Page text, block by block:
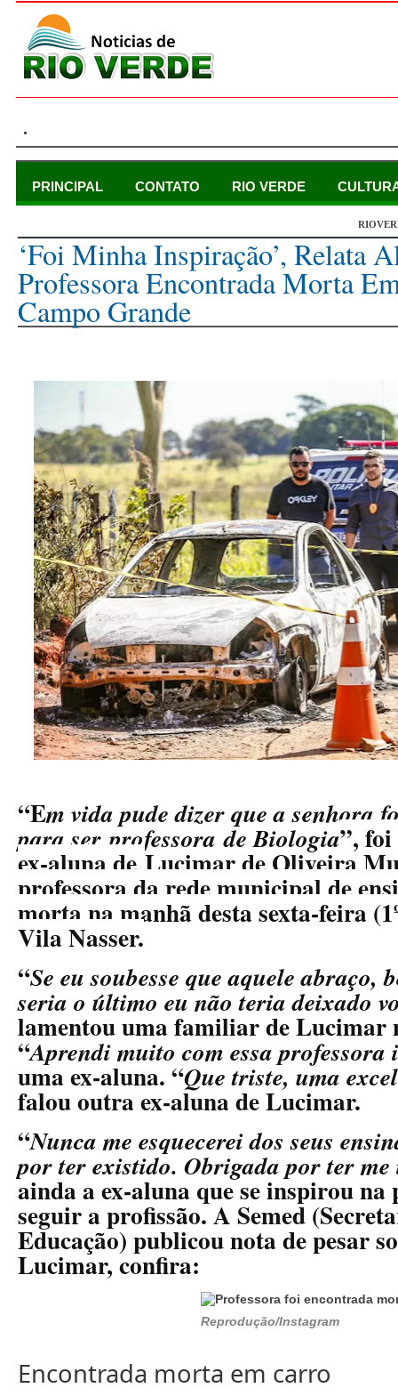
.
PRINCIPAL CONTATO RIO VERDE
‘Foi Minha Inspiração’, Relata
Professora Encontrada Morta
Campo Grande
“Em vida pude dizer que a senhora
para ser professora de Biologia”,
ex-aluna de Lucimar de Oliveira
professora da rede municipal de
morta na manhã desta sexta-feira
Vila Nasser.
“Se eu soubesse que aquele abraço,
seria o último eu não teria deixado
lamentou uma familiar de Lucimar
“Aprendi muito com essa professora
uma ex-aluna. “Que triste, uma
falou outra ex-aluna de Lucimar.
“Nunca me esquecerei dos seus
por ter existido. Obrigada por ter
ainda a ex-aluna que se inspirou na
seguir a profissão. A Semed
Educação) publicou nota de pesar
Lucimar, confira:
Reprodução/Instagram
Encontrada morta em carro